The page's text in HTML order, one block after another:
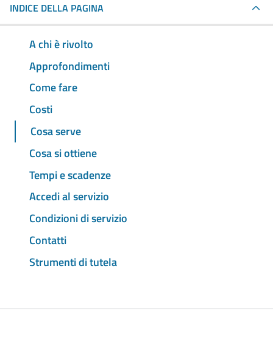
INDICE DELLA PAGINA
A chi è rivolto
Approfondimenti
Come fare
Costi
Cosa serve
Cosa si ottiene
Tempi e scadenze
Accedi al servizio
Condizioni di servizio
Contatti
Strumenti di tutela